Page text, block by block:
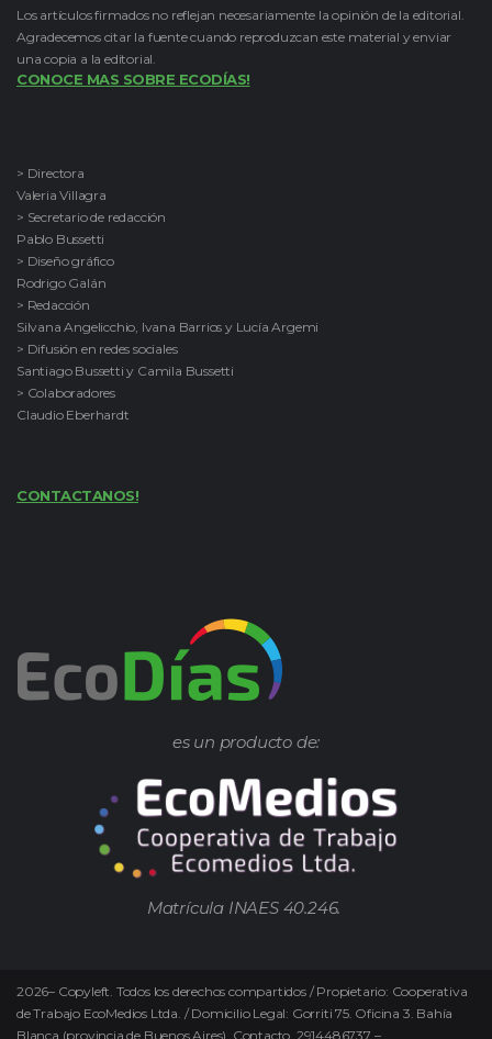
Los artículos firmados no reflejan necesariamente la opinión de la editorial.
Agradecemos citar la fuente cuando reproduzcan este material y enviar
una copia a la editorial.
CONOCE MAS SOBRE ECODÍAS!
> Directora
Valeria Villagra
> Secretario de redacción
Pablo Bussetti
> Diseño gráfico
Rodrigo Galán
> Redacción
Silvana Angelicchio, Ivana Barrios y Lucía Argemi
> Difusión en redes sociales
Santiago Bussetti y Camila Bussetti
> Colaboradores
Claudio Eberhardt
CONTACTANOS!
es un producto de:
Matrícula INAES 40.246.
2026– Copyleft. Todos los derechos compartidos / Propietario: Cooperativa
de Trabajo EcoMedios Ltda. / Domicilio Legal: Gorriti 75. Oficina 3. Bahía
Blanca (provincia de Buenos Aires). Contacto. 2914486737 –